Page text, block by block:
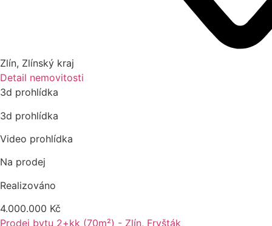
Zlín, Zlínský kraj
Detail nemovitosti
3d prohlídka
3d prohlídka
Video prohlídka
Na prodej
Realizováno
4.000.000 Kč
Prodej bytu 2+kk (70m²) - Zlín, Fryšták